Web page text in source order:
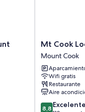
Mt
Cook
Lodge
&
Motels
Mount
Cook
Mt Cook
Mount Cook
Wifi gratis
Restaurante
Aire
8.8
8,8 Excelente